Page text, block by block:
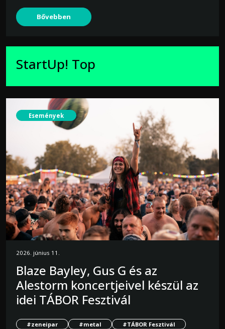
Bővebben
StartUp! Top
Események
2026. június 11.
Blaze Bayley, Gus G és az
Alestorm koncertjeivel készül az
idei TÁBOR Fesztivál
#zeneipar #metal
#TÁBOR Fesztivál